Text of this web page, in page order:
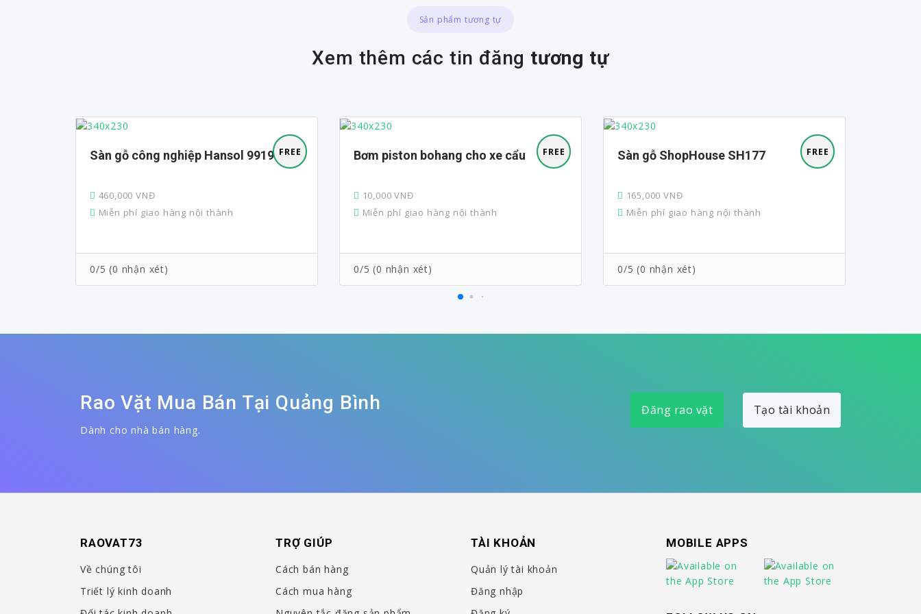
Sản phẩm tương tự
Xem thêm các tin đăng tương tự
FREE
Sàn gỗ công nghiệp Hansol 9919
460,000 VNĐ
Miễn phí giao hàng nội thành
0/5 (0 nhận xét)
FREE
Bơm piston bohang cho xe cẩu
10,000 VNĐ
Miễn phí giao hàng nội thành
0/5 (0 nhận xét)
FREE
Sàn gỗ ShopHouse SH177
165,000 VNĐ
Miễn phí giao hàng nội thành
0/5 (0 nhận xét)
Rao Vặt Mua Bán Tại Quảng Bình
Dành cho nhà bán hàng.
Đăng rao vặt Tạo tài khoản
RAOVAT73
Về chúng tôi
Triết lý kinh doanh
TRỢ GIÚP
Cách bán hàng
Cách mua hàng
TÀI KHOẢN
Quản lý tài khoản
Đăng nhập
MOBILE APPS